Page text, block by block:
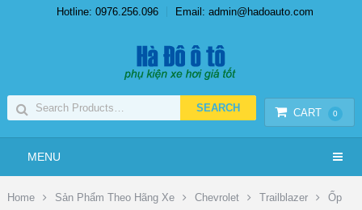
Hotline: 0976.256.096 Email: admin@hadoauto.com
CART 0
MENU
Home Sản Phẩm Theo Hãng Xe Chevrolet Trailblazer
Ốp